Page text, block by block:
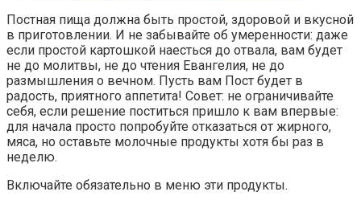
Постная пища должна быть простой, здоровой и вкусной
в приготовлении. И не забывайте об умеренности: даже
если простой картошкой наесться до отвала, вам будет
не до молитвы, не до чтения Евангелия, не до
размышления о вечном. Пусть вам Пост будет в
радость, приятного аппетита! Совет: не ограничивайте
себя, если решение поститься пришло к вам впервые:
для начала просто попробуйте отказаться от жирного,
мяса, но оставьте молочные продукты хотя бы раз в
неделю.
Включайте обязательно в меню эти продукты.